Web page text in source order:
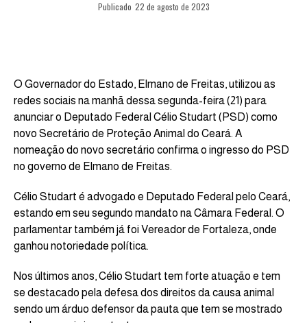
Publicado 22 de agosto de 2023
O Governador do Estado, Elmano de Freitas, utilizou as
redes sociais na manhã dessa segunda-feira (21) para
anunciar o Deputado Federal Célio Studart (PSD) como
novo Secretário de Proteção Animal do Ceará. A
nomeação do novo secretário confirma o ingresso do PSD
no governo de Elmano de Freitas.
Célio Studart é advogado e Deputado Federal pelo Ceará,
estando em seu segundo mandato na Câmara Federal. O
parlamentar também já foi Vereador de Fortaleza, onde
ganhou notoriedade política.
Nos últimos anos, Célio Studart tem forte atuação e tem
se destacado pela defesa dos direitos da causa animal
sendo um árduo defensor da pauta que tem se mostrado